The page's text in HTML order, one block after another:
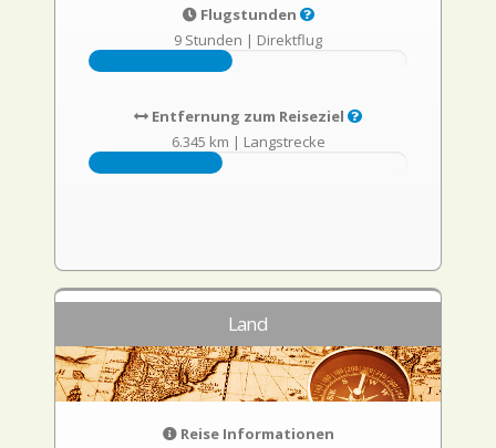
Flugstunden
9 Stunden | Direktflug
Entfernung zum Reiseziel
6.345 km | Langstrecke
Land
Reise Informationen